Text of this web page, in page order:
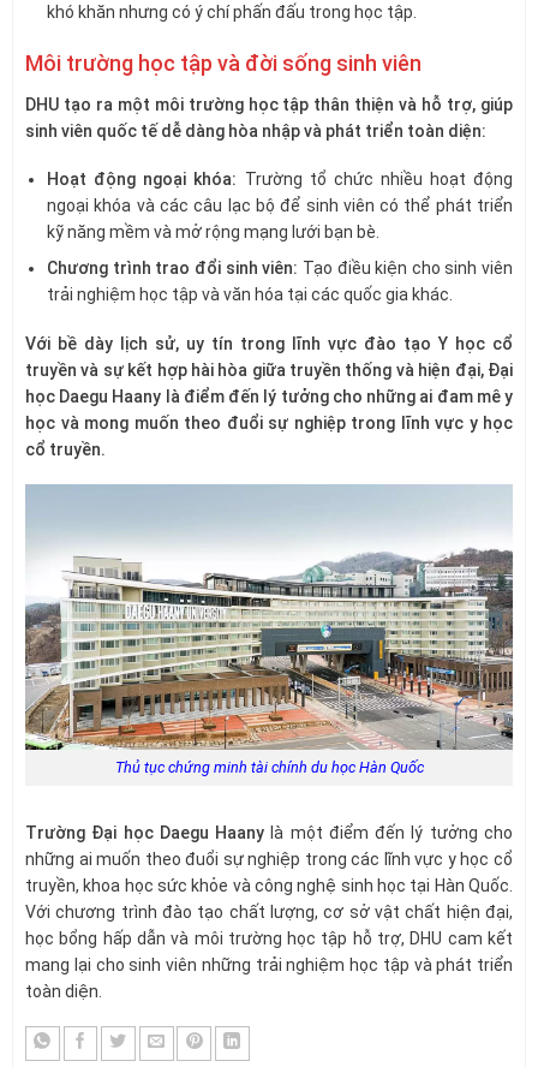
khó khăn nhưng có ý chí phấn đấu trong học tập.
Môi trường học tập và đời sống sinh viên
DHU tạo ra một môi trường học tập thân thiện và hỗ trợ, giúp
sinh viên quốc tế dễ dàng hòa nhập và phát triển toàn diện:
Hoạt động ngoại khóa: Trường tổ chức nhiều hoạt động
ngoại khóa và các câu lạc bộ để sinh viên có thể phát triển
kỹ năng mềm và mở rộng mạng lưới bạn bè.
Chương trình trao đổi sinh viên: Tạo điều kiện cho sinh viên
trải nghiệm học tập và văn hóa tại các quốc gia khác.
Với bề dày lịch sử, uy tín trong lĩnh vực đào tạo Y học cổ
truyền và sự kết hợp hài hòa giữa truyền thống và hiện đại, Đại
học Daegu Haany là điểm đến lý tưởng cho những ai đam mê y
học và mong muốn theo đuổi sự nghiệp trong lĩnh vực y học
cổ truyền.
Thủ tục chứng minh tài chính du học Hàn Quốc
Trường Đại học Daegu Haany là một điểm đến lý tưởng cho
những ai muốn theo đuổi sự nghiệp trong các lĩnh vực y học cổ
truyền, khoa học sức khỏe và công nghệ sinh học tại Hàn Quốc.
Với chương trình đào tạo chất lượng, cơ sở vật chất hiện đại,
học bổng hấp dẫn và môi trường học tập hỗ trợ, DHU cam kết
mang lại cho sinh viên những trải nghiệm học tập và phát triển
toàn diện.